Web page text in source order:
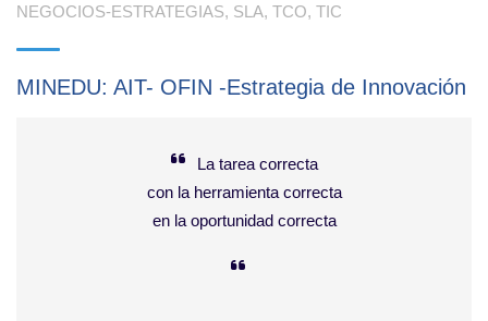
NEGOCIOS-ESTRATEGIAS, SLA, TCO, TIC
MINEDU: AIT- OFIN -Estrategia de Innovación
La tarea correcta
con la herramienta correcta
en la oportunidad correcta